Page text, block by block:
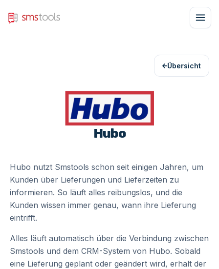
Übersicht
Hubo
Hubo nutzt Smstools schon seit einigen Jahren, um
Kunden über Lieferungen und Lieferzeiten zu
informieren. So läuft alles reibungslos, und die
Kunden wissen immer genau, wann ihre Lieferung
eintrifft.
Alles läuft automatisch über die Verbindung zwischen
Smstools und dem CRM-System von Hubo. Sobald
eine Lieferung geplant oder geändert wird, erhält der